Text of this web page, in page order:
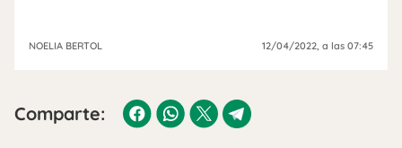
NOELIA BERTOL 12/04/2022, a las 07:45
Comparte: